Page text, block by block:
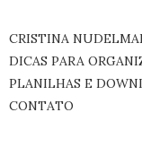
CRISTINA
DICAS PARA
PLANILHAS E
CONTATO